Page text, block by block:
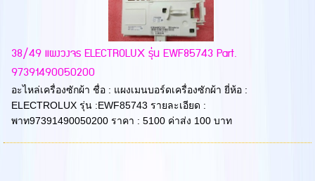
38/49 แผงวงจร ELECTROLUX รุ่น EWF85743 Part.
97391490050200
อะไหล่เครื่องซักผ้า ชื่อ : แผงเมนบอร์ดเครื่องซักผ้า ยี่ห้อ :
ELECTROLUX รุ่น :EWF85743 รายละเอียด :
พาท97391490050200 ราคา : 5100 ค่าส่ง 100 บาท